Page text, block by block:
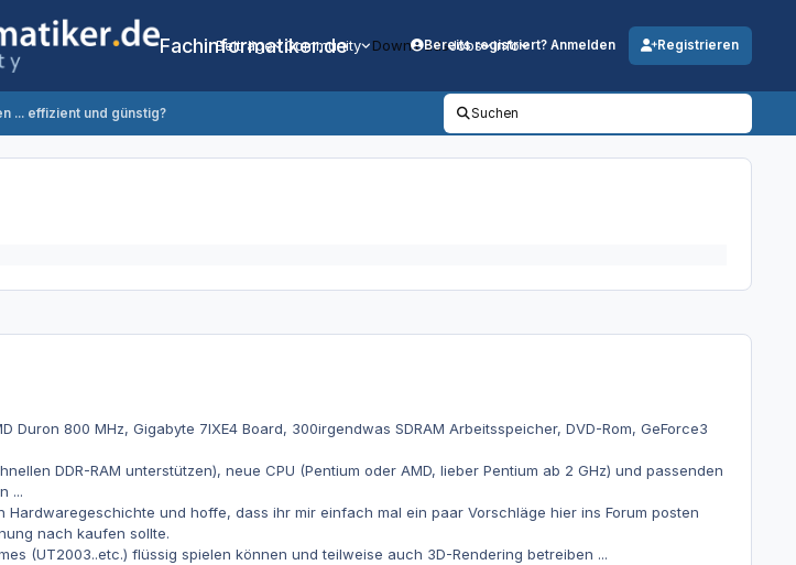
Fachinformatiker.de
Beiträge Community DownloadsJobs Info
Bereits registriert? Anmelden Registrieren
... effizient und günstig? Suchen
800 MHz, Gigabyte 7IXE4 Board, 300irgendwas SDRAM Arbeitsspeicher, DVD-Rom, GeForce3
DDR-RAM unterstützen), neue CPU (Pentium oder AMD, lieber Pentium ab 2 GHz) und passenden
...
und hoffe, dass ihr mir einfach mal ein paar Vorschläge hier ins Forum posten
nach kaufen sollte.
(UT2003..etc.) flüssig spielen können und teilweise auch 3D-Rendering betreiben ...